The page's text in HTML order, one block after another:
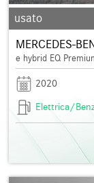
usato
MERCEDES-
e hybrid EQ
2020
Elettrica/